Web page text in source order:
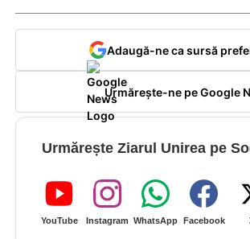
Adaugă-ne ca sursă
Urmărește-ne pe Google
Urmărește Ziarul Unirea pe
YouTube Instagram WhatsApp Facebook